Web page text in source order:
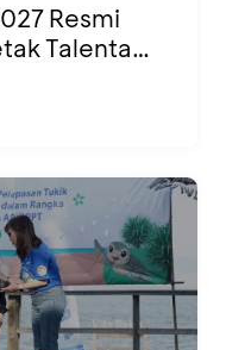
Resmi
Talenta